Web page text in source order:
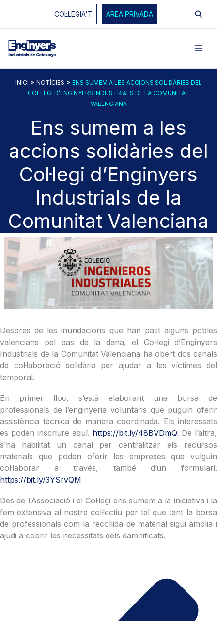
COL·LEGIA'T ÀREA PRIVADA
INICI » NOTÍCIES » ENS SUMEM A LES ACCIONS SOLIDÀRIES DEL
COL·LEGI D’ENGINYERS INDUSTRIALS DE LA COMUNITAT
VALENCIANA
Ens sumem a les
accions solidàries del
Col·legi d’Enginyers
Industrials de la
Comunitat Valenciana
Després de les inundacions que han patit alguns pobles
valencians pel pas de la dana, el Col·legi d’Enginyers
Industrials de la Comunitat Valenciana ha obert dos canals
de col·laboració solidària per ajudar a les víctimes del
temporal.
En primer lloc, s’està elaborant una borsa de
professionals de l’enginyeria voluntaris que puguin oferir
assistència tècnica de manera coordinada. Els interessats
es poden inscriure aquí. https://bit.ly/48BVDmQ. De l’altra,
s’ha habilitat un canal per centralitzar els recursos
materials que poden oferir les empreses que vulguin
col·laborar a través, també d’un formulari.
https://bit.ly/3YSrvQM
Des de l’Associació i el Col·legi ens sumem a la iniciativa i la
fem extensiva al nostre col·lectiu per tal que tant la borsa
de professionals com la recollida de material sigui àmplia i
ajudi a cobrir les necessitats dels damnificats.